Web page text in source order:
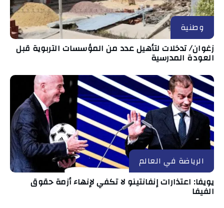
وطنية
زغوان/ تدخلات لتأهيل عدد من المؤسسات التربوية قبل
العودة المدرسية
الرياضة في العالم
يويفا: اعتذارات إنفانتينو لا تكفي لإنهاء أزمة حقوق
الفيفا